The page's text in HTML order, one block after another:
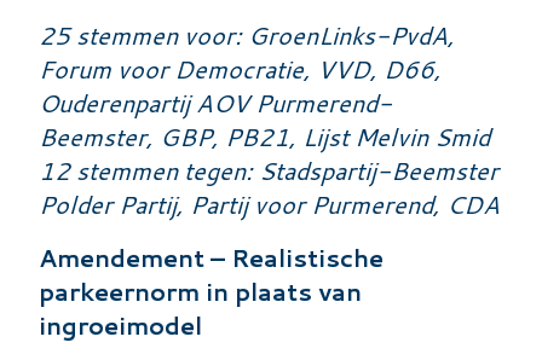
25 stemmen voor: GroenLinks-PvdA,
Forum voor Democratie, VVD, D66,
Ouderenpartij AOV Purmerend-
Beemster, GBP, PB21, Lijst Melvin Smid
12 stemmen tegen: Stadspartij-Beemster
Polder Partij, Partij voor Purmerend, CDA
Amendement – Realistische
parkeernorm in plaats van
ingroeimodel